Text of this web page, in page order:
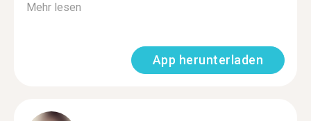
Mehr lesen
App herunterladen